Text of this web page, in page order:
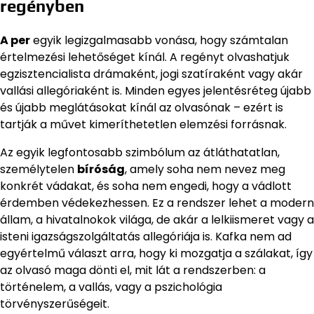
regényben
A peregyik legizgalmasabb vonása, hogy számtalan
értelmezési lehetőséget kínál. A regényt olvashatjuk
egzisztencialista drámaként, jogi szatíraként vagy akár
vallási allegóriaként is. Minden egyes jelentésréteg újabb
és újabb meglátásokat kínál az olvasónak – ezért is
tartják a művet kimeríthetetlen elemzési forrásnak.
Az egyik legfontosabb szimbólum az átláthatatlan,
személytelen bíróság, amely soha nem nevez meg
konkrét vádakat, és soha nem engedi, hogy a vádlott
érdemben védekezhessen. Ez a rendszer lehet a modern
állam, a hivatalnokok világa, de akár a lelkiismeret vagy a
isteni igazságszolgáltatás allegóriája is. Kafka nem ad
egyértelmű választ arra, hogy ki mozgatja a szálakat, így
az olvasó maga dönti el, mit lát a rendszerben: a
történelem, a vallás, vagy a pszichológia
törvényszerűségeit.